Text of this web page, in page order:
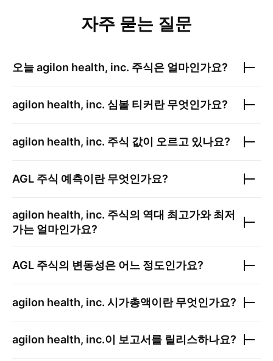
자주 묻는 질문
오늘agilon health, inc. 주식은 얼마인가요?
agilon health, inc. 심볼 티커란 무엇인가요?
agilon health, inc. 주식 값이 오르고 있나요?
AGL 주식 예측이란 무엇인가요?
agilon health, inc. 주식의 역대 최고가와 최저
가는 얼마인가요?
AGL 주식의 변동성은 어느 정도인가요?
agilon health, inc. 시가총액이란 무엇인가요?
agilon health, inc.이 보고서를 릴리스하나요?